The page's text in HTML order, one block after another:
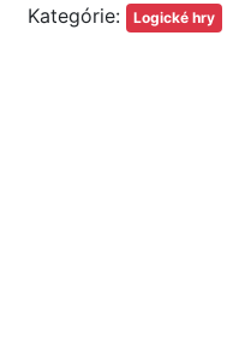
Kategórie:
Logické hry